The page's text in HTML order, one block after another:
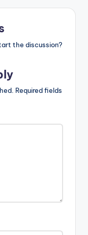
the discussion?
Required fields